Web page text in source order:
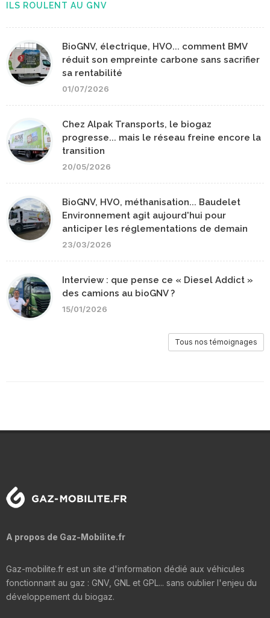
ILS ROULENT AU GNV
BioGNV, électrique, HVO... comment BMV
réduit son empreinte carbone sans sacrifier
sa rentabilité
01/07/2026
Chez Alpak Transports, le biogaz
progresse... mais le réseau freine encore la
transition
20/05/2026
BioGNV, HVO, méthanisation... Baudelet
Environnement agit aujourd'hui pour
anticiper les réglementations de demain
23/03/2026
Interview : que pense ce « Diesel Addict »
des camions au bioGNV ?
15/01/2026
Tous nos témoignages
A propos de Gaz-Mobilite.fr
Gaz-mobilite.fr est un site d'information dédié aux véhicules
fonctionnant au gaz : GNV, GNL et GPL... sans oublier l'enjeu du
développement du biogaz.